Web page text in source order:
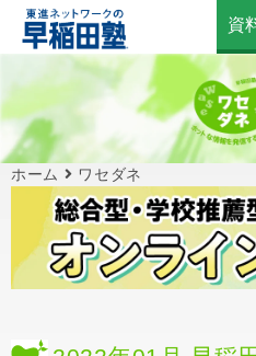
資
ホーム ワセダネ